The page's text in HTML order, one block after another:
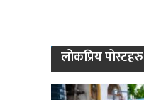
लोकप्रिय पोस्टहरु